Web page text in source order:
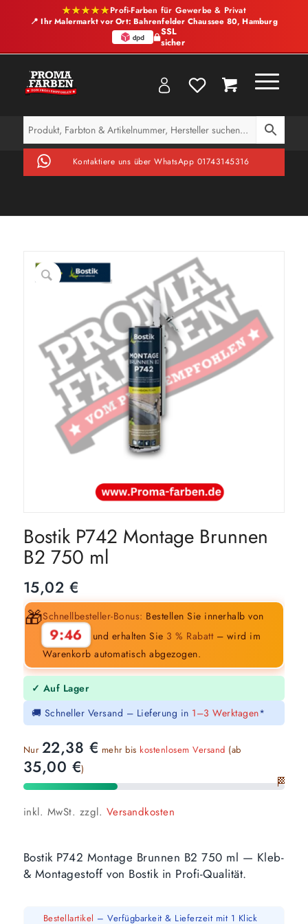
★★★★★Profi-Farben für Gewerbe & Privat
📍 Ihr Malermarkt vor Ort: Bahrenfelder Chaussee 80, Hamburg
SSL
sicher
Kontaktiere uns über WhatsApp 01743145316
Bostik P742 Montage Brunnen
B2 750 ml
15,02 €
🎁Schnellbesteller-Bonus: Bestellen Sie innerhalb von
9:45 und erhalten Sie 3 % Rabatt– wird im
Warenkorb automatisch abgezogen.
✓ Auf Lager
🚚 Schneller Versand – Lieferung in 1–3 Werktagen*
Nur 22,38 € mehr bis kostenlosem Versand (ab
35,00 €)
🏁
inkl. MwSt. zzgl. Versandkosten
Bostik P742 Montage Brunnen B2 750 ml — Kleb-
& Montagestoff von Bostik in Profi-Qualität.
Bestellartikel – Verfügbarkeit & Lieferzeit mit 1 Klick